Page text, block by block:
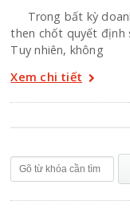
Trong bất kỳ
then chốt quyết định
Tuy nhiên, không
Xem chi tiết